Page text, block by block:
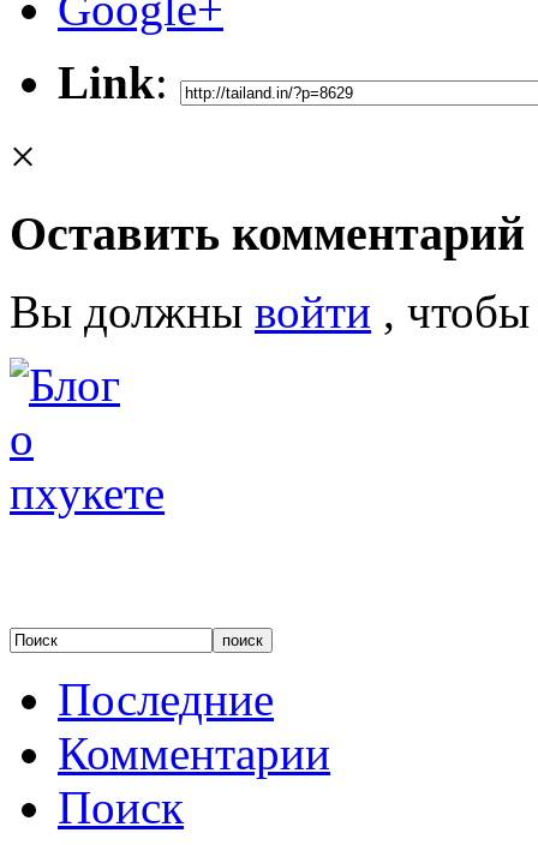
Link:
×
Оставить комментарий
Вы должны войти ,
Последние
Комментарии
Поиск